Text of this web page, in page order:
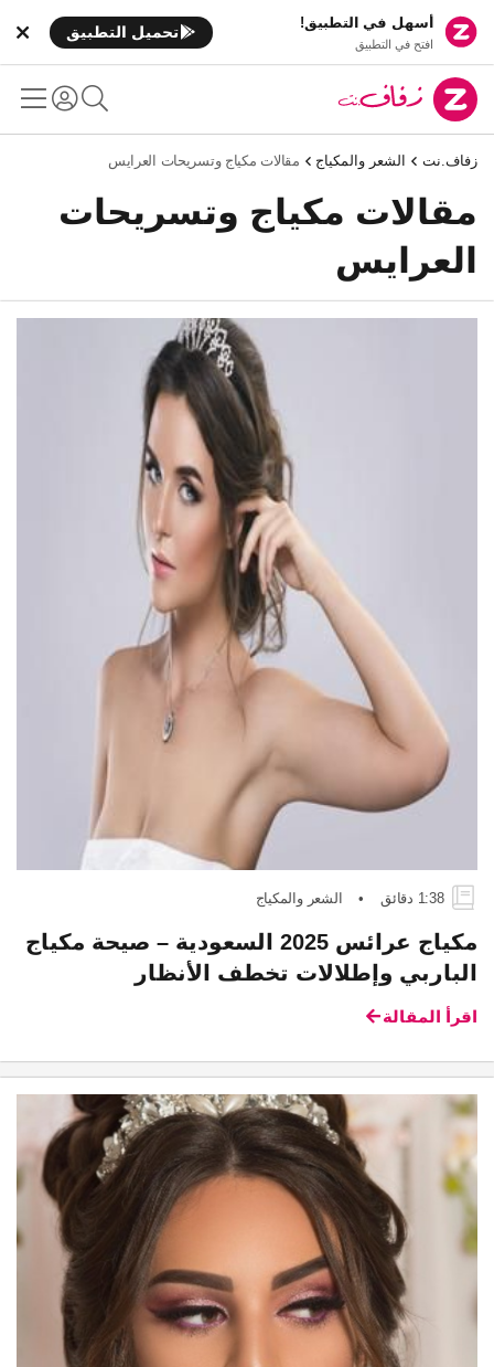
أسهل في التطبيق!
افتح في التطبيق
تحميل التطبيق
زفاف.نت الشعر والمكياج مقالات مكياج وتسريحات العرايس
مقالات مكياج وتسريحات
العرايس
1:38 دقائق • الشعر والمكياج
مكياج عرائس 2025 السعودية – صيحة مكياج
الباربي وإطلالات تخطف الأنظار
اقرأ المقالة